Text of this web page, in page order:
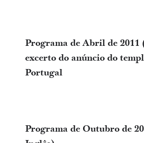
Programa de Abril de 2011
excerto do anúncio do
Portugal
Programa de Outubro de